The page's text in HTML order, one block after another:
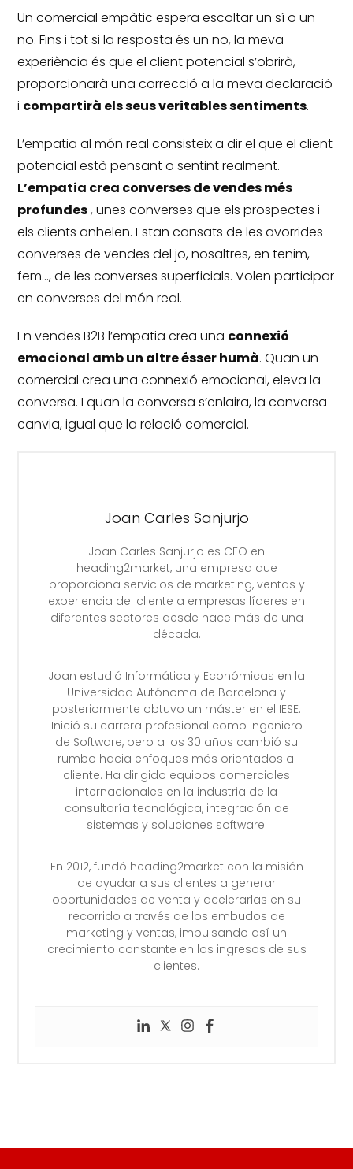
Un comercial empàtic espera escoltar un sí o un
no.Fins i tot si la resposta és un no, la meva
experiència és que el client potencial s’obrirà,
proporcionarà una correcció a la meva declaració
i compartirà els seus veritables sentiments.
L’empatia al món real consisteix a dir el que el client
potencial està pensant o sentint realment.
L’empatia crea converses de vendes més
profundes, unes converses que els prospectes i
els clients anhelen.Estan cansats de les avorrides
converses de vendes del jo, nosaltres, en tenim,
fem…, de les converses superficials.Volen participar
en converses del món real.
En vendes B2B l’empatia crea una connexió
emocional amb un altre ésser humà.Quan un
comercial crea una connexió emocional, eleva la
conversa.I quan la conversa s’enlaira, la conversa
canvia, igual que la relació comercial.
Joan Carles Sanjurjo
Joan Carles Sanjurjo es CEO en
heading2market, una empresa que
proporciona servicios de marketing, ventas y
experiencia del cliente a empresas líderes en
diferentes sectores desde hace más de una
década.
Joan estudió Informática y Económicas en la
Universidad Autónoma de Barcelona y
posteriormente obtuvo un máster en el IESE.
Inició su carrera profesional como Ingeniero
de Software, pero a los 30 años cambió su
rumbo hacia enfoques más orientados al
cliente. Ha dirigido equipos comerciales
internacionales en la industria de la
consultoría tecnológica, integración de
sistemas y soluciones software.
En 2012, fundó heading2market con la misión
de ayudar a sus clientes a generar
oportunidades de venta y acelerarlas en su
recorrido a través de los embudos de
marketing y ventas, impulsando así un
crecimiento constante en los ingresos de sus
clientes.